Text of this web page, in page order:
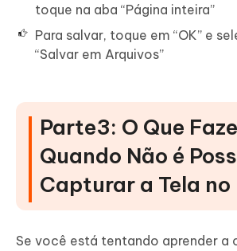
toque na aba “Página inteira”
Para salvar, toque em “OK” e
“Salvar em Arquivos”
Parte3: O Que
Quando Não é
Capturar a Tela no
Se você está tentando aprender a